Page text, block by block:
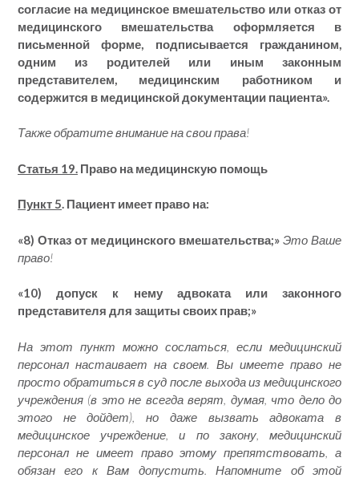
согласие на медицинское вмешательство или отказ от
медицинского вмешательства оформляется в
письменной форме, подписывается гражданином,
одним из родителей или иным законным
представителем, медицинским работником и
содержится в медицинской документации пациента».
Также обратите внимание на свои права!
Статья 19. Право на медицинскую помощь
Пункт 5. Пациент имеет право на:
«8) Отказ от медицинского вмешательства;» Это Ваше
право!
«10) допуск к нему адвоката илизаконного
представителя для защиты своих прав;»
На этот пункт можно сослаться, если медицинский
персонал настаивает на своем. Вы имеете право не
просто обратиться в суд после выхода из медицинского
учреждения (в это не всегда верят, думая, что дело до
этого не дойдет), но даже вызвать адвоката в
медицинское учреждение, и по закону, медицинский
персонал не имеет право этому препятствовать, а
обязан его к Вам допустить. Напомните об этой